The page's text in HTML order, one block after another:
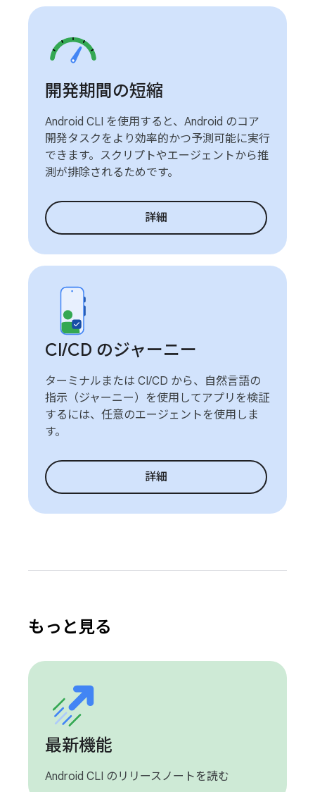
開発期間の短縮
Android CLI を使用すると、Android のコア
開発タスクをより効率的かつ予測可能に実行
できます。スクリプトやエージェントから推
測が排除されるためです。
詳細
CI/CD のジャーニー
ターミナルまたは CI/CD から、自然言語の
指示（ジャーニー）を使用してアプリを検証
するには、任意のエージェントを使用しま
す。
詳細
もっと見る
最新機能
Android CLI のリリースノートを読む